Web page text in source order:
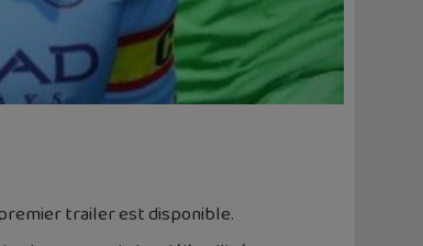
trailer est disponible.